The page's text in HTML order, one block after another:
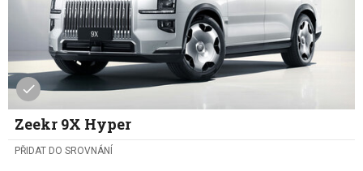
Zeekr 9X Hyper
PŘIDAT DO SROVNÁNÍ